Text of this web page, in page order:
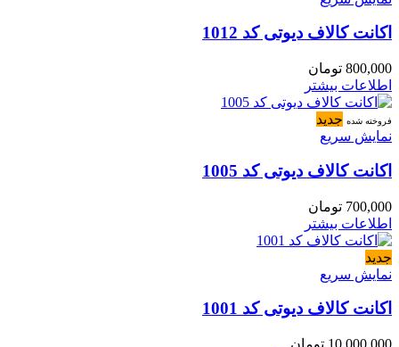
اکانت کالاف دیوتی کد 1012
800,000 تومان
اطلاعات بیشتر
فروخته شده جدید
نمایش سریع
اکانت کالاف دیوتی کد 1005
700,000 تومان
اطلاعات بیشتر
جدید
نمایش سریع
اکانت کالاف دیوتی کد 1001
10,000,000 تومان